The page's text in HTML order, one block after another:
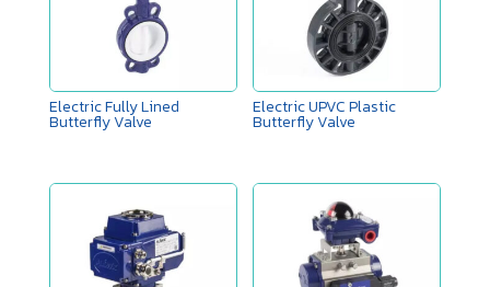
Electric Fully Lined
Butterfly Valve
Electric UPVC Plastic
Butterfly Valve